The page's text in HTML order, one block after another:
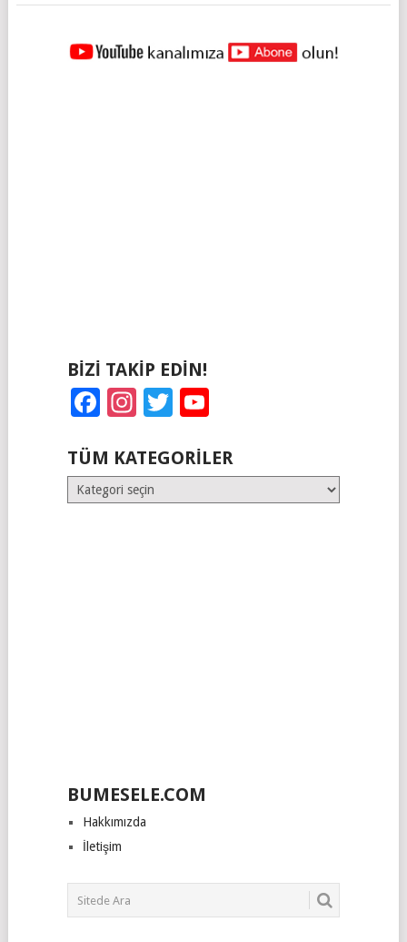
YAZILAR
BIZI TAKIP EDIN!
Facebook
Instagram
Twitter
TÜM KATEGORILER
Tüm
Kategoriler
BUMESELE.COM
Hakkımızda
İletişim